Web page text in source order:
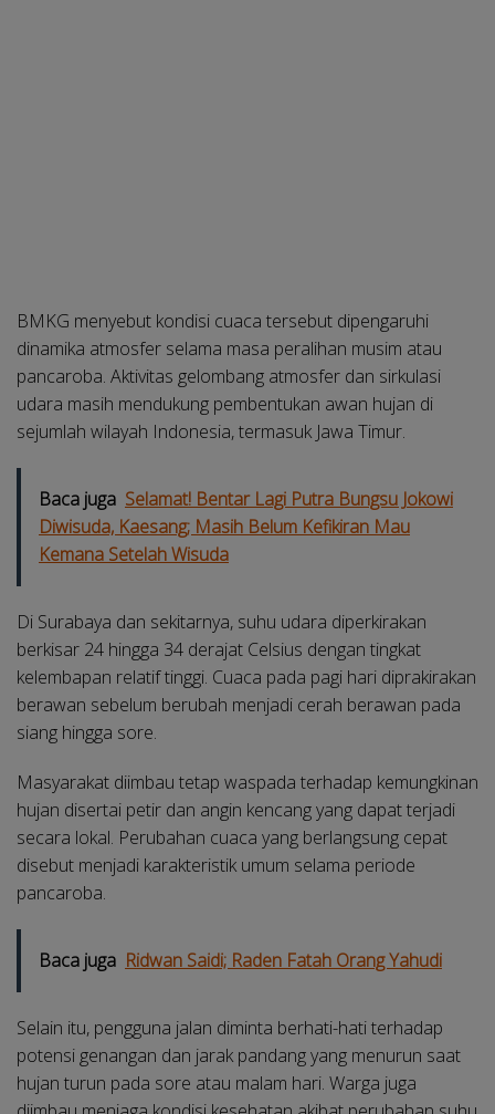
BMKG menyebut kondisi cuaca tersebut dipengaruhi
dinamika atmosfer selama masa peralihan musim atau
pancaroba. Aktivitas gelombang atmosfer dan sirkulasi
udara masih mendukung pembentukan awan hujan di
sejumlah wilayah Indonesia, termasuk Jawa Timur.
Baca juga Selamat! Bentar Lagi Putra Bungsu Jokowi
Diwisuda, Kaesang; Masih Belum Kefikiran Mau
Kemana Setelah Wisuda
Di Surabaya dan sekitarnya, suhu udara diperkirakan
berkisar 24 hingga 34 derajat Celsius dengan tingkat
kelembapan relatif tinggi. Cuaca pada pagi hari diprakirakan
berawan sebelum berubah menjadi cerah berawan pada
siang hingga sore.
Masyarakat diimbau tetap waspada terhadap kemungkinan
hujan disertai petir dan angin kencang yang dapat terjadi
secara lokal. Perubahan cuaca yang berlangsung cepat
disebut menjadi karakteristik umum selama periode
pancaroba.
Baca juga Ridwan Saidi; Raden Fatah Orang Yahudi
Selain itu, pengguna jalan diminta berhati-hati terhadap
potensi genangan dan jarak pandang yang menurun saat
hujan turun pada sore atau malam hari. Warga juga